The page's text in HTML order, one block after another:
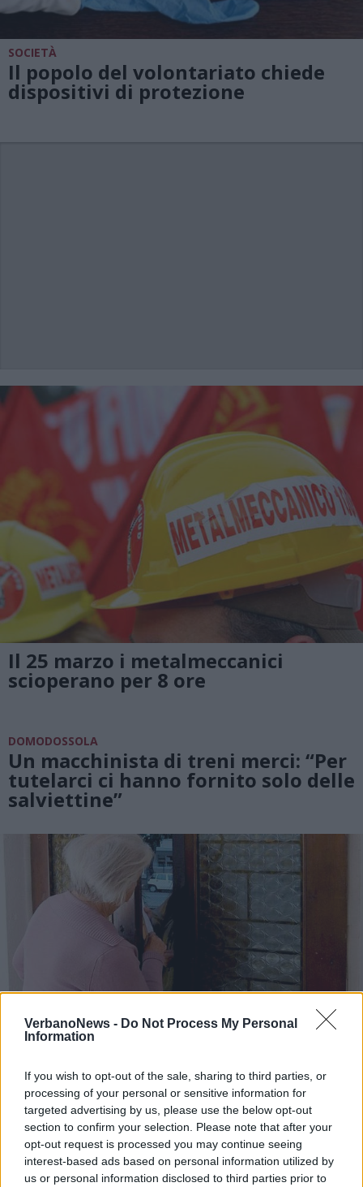
VerbanoNews - Do Not Process My Personal
Information
If you wish to opt-out of the sale, sharing to third parties, or
processing of your personal or sensitive information for
targeted advertising by us, please use the below opt-out
section to confirm your selection. Please note that after your
opt-out request is processed you may continue seeing
interest-based ads based on personal information utilized by
us or personal information disclosed to third parties prior to
SOCIETÀ
Il popolo del volontariato chiede
dispositivi di protezione
Il 25 marzo i metalmeccanici
scioperano per 8 ore
DOMODOSSOLA
Un macchinista di treni merci: “Per
tutelarci ci hanno fornito solo delle
salviettine”
ANGERA
Sicurezza, un incontro con
carabinieri e polizia locale